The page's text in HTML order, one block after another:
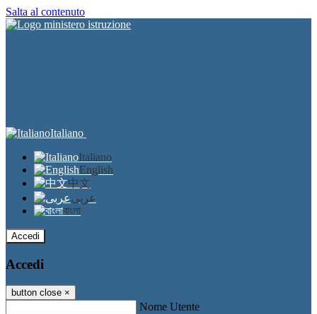
Salta al contenuto
Italiano
Italiano
English
中文
عربى
বাংলা
Accedi
Accedi
button close ×
Nome Utente